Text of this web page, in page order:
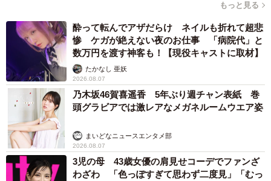
もっと見る
酔って転んでアザだらけ ネイルも折れて超悲
惨 ケガが絶えない夜のお仕事 「病院代」と
数万円を渡す神客も！【現役キャストに取材】
たかなし 亜妖
2026.08.07
乃木坂46賀喜遥香 5年ぶり週チャン表紙 巻
頭グラビアでは激レアなメガネルームウエア姿
まいどなニュースエンタメ部
2026.08.07
3児の母 43歳女優の肩見せコーデでファンざ
わざわ 「色っぽすぎて思わず二度見」「むっ